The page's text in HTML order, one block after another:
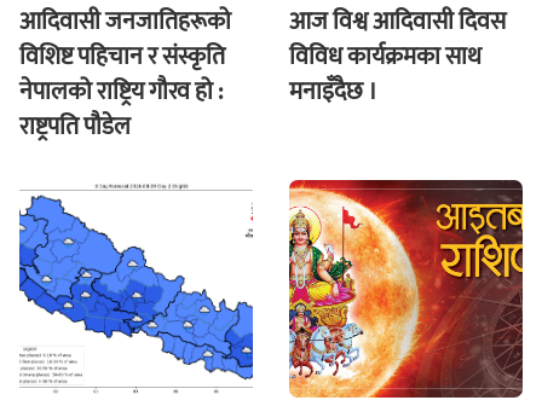
आदिवासी जनजातिहरूको
विशिष्ट पहिचान र संस्कृति
नेपालको राष्ट्रिय गौरव हो :
राष्ट्रपति पौडेल
आज विश्व आदिवासी दिवस
विविध कार्यक्रमका साथ
मनाइँदैछ ।